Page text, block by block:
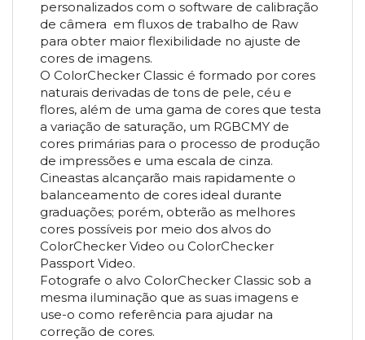
personalizados com o software de calibração
de câmera em fluxos de trabalho de Raw
para obter maior flexibilidade no ajuste de
cores de imagens.
O ColorChecker Classic é formado por cores
naturais derivadas de tons de pele, céu e
flores, além de uma gama de cores que testa
a variação de saturação, um RGBCMY de
cores primárias para o processo de produção
de impressões e uma escala de cinza.
Cineastas alcançarão mais rapidamente o
balanceamento de cores ideal durante
graduações; porém, obterão as melhores
cores possíveis por meio dos alvos do
ColorChecker Video ou ColorChecker
Passport Video.
Fotografe o alvo ColorChecker Classic sob a
mesma iluminação que as suas imagens e
use-o como referência para ajudar na
correção de cores.